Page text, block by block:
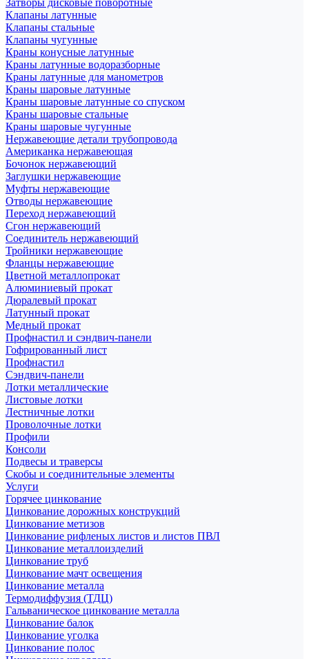
Затворы дисковые поворотные
Клапаны латунные
Клапаны стальные
Клапаны чугунные
Краны конусные латунные
Краны латунные водоразборные
Краны латунные для манометров
Краны шаровые латунные
Краны шаровые латунные со спуском
Краны шаровые стальные
Краны шаровые чугунные
Нержавеющие детали трубопровода
Американка нержавеющая
Бочонок нержавеющий
Заглушки нержавеющие
Муфты нержавеющие
Отводы нержавеющие
Переход нержавеющий
Сгон нержавеющий
Соединитель нержавеющий
Тройники нержавеющие
Фланцы нержавеющие
Цветной металлопрокат
Алюминиевый прокат
Дюралевый прокат
Латунный прокат
Медный прокат
Профнастил и сэндвич-панели
Гофрированный лист
Профнастил
Сэндвич-панели
Лотки металлические
Листовые лотки
Лестничные лотки
Проволочные лотки
Профили
Консоли
Подвесы и траверсы
Скобы и соединительные элементы
Услуги
Горячее цинкование
Цинкование дорожных конструкций
Цинкование метизов
Цинкование рифленых листов и листов ПВЛ
Цинкование металлоизделий
Цинкование труб
Цинкование мачт освещения
Цинкование металла
Термодиффузия (ТДЦ)
Гальваническое цинкование металла
Цинкование балок
Цинкование уголка
Цинкование полос